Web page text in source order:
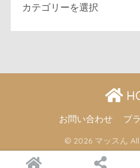
お問い合わせ プ
© 2026 マッスん